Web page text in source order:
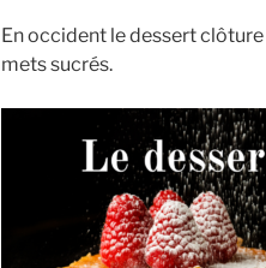
En occident le dessert
mets sucrés.